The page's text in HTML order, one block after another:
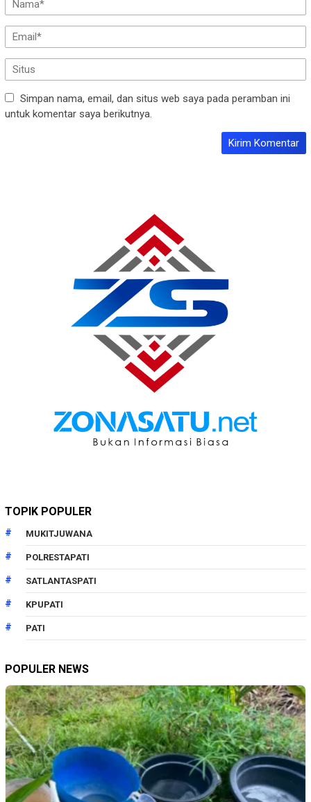
Simpan nama, email, dan situs web saya pada peramban ini
untuk komentar saya berikutnya.
TOPIK POPULER
MUKITJUWANA
POLRESTAPATI
SATLANTASPATI
KPUPATI
PATI
POPULER NEWS